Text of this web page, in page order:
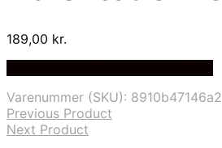
189,00 kr.
Varenummer (SKU): 8910b47146a2
Previous Product
Next Product